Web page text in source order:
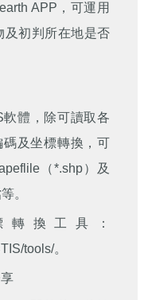
APP，可運用
及初判所在地是否
軟體，除可讀取各
碼及坐標轉換，可
（*.shp）及
。
轉換工具：
tools/。